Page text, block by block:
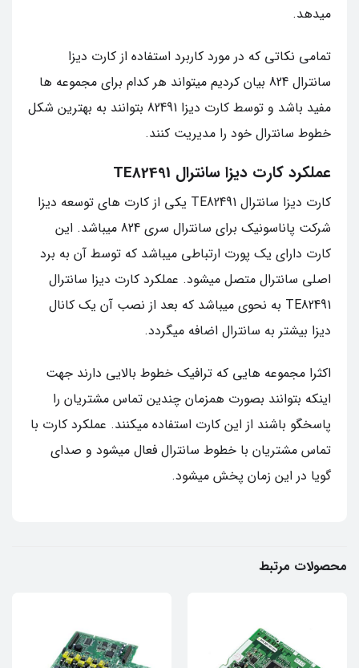
میدهد.
تمامی نکاتی که در مورد کاربرد استفاده از کارت دیزا
سانترال 824 بیان کردیم میتواند هر کدام برای مجموعه ها
مفید باشد و توسط کارت دیزا 82491 بتوانند به بهترین شکل
خطوط سانترال خود را مدیریت کنند.
عملکرد کارت دیزا سانترال TE82491
کارت دیزا سانترال TE82491 یکی از کارت های توسعه دیزا
شرکت پاناسونیک برای سانترال سری 824 میباشد. این
کارت دارای یک پورت ارتباطی میباشد که توسط آن به برد
اصلی سانترال متصل میشود. عملکرد کارت دیزا سانترال
TE82491 به نحوی میباشد که بعد از نصب آن یک کانال
دیزا بیشتر به سانترال اضافه میگردد.
اکثرا مجموعه هایی که ترافیک خطوط بالایی دارند جهت
اینکه بتوانند بصورت همزمان چندین تماس مشتریان را
پاسخگو باشند از این کارت استفاده میکنند. عملکرد کارت با
تماس مشتریان با خطوط سانترال فعال میشود و صدای
گویا در این زمان پخش میشود.
محصولات مرتبط